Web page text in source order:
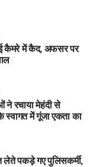
कैमरे में कैद, अफसर पर
ने रचाया मेहंदी से
स्वागत में गूंजा एकता का
लेते पकड़े गए पुलिसकर्मी,